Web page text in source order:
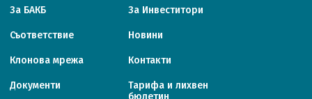
За БАКБ За Инвеститори
Съответствие Новини
Клонова мрежа Контакти
Документи
Тарифa и лихвен